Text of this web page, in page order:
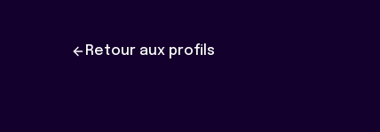
Retour aux profils